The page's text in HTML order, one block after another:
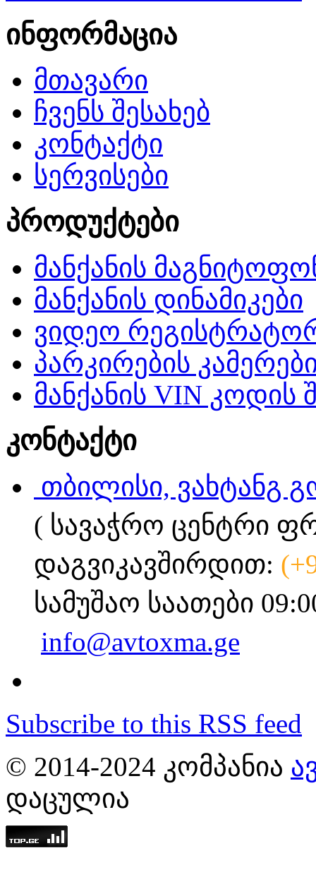
ინფორმაცია
მთავარი
ჩვენს შესახებ
კონტაქტი
სერვისები
პროდუქტები
მანქანის
მანქანის დინამიკები
ვიდეო
პარკირების
მანქანის VIN კოდის
კონტაქტი
თბილისი, ვახტანგ
( სავაჭრო ცენტრი
დაგვიკავშირდით:
სამუშაო საათები
info@avtoxma.ge
Subscribe to this RSS feed
© 2014-2024 ᲙᲝᲛᲞᲐᲜᲘᲐ
ᲓᲐᲪᲣᲚᲘᲐ